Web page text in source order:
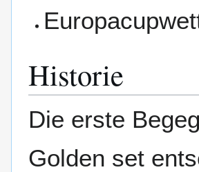
Historie
Die erste
Golden set